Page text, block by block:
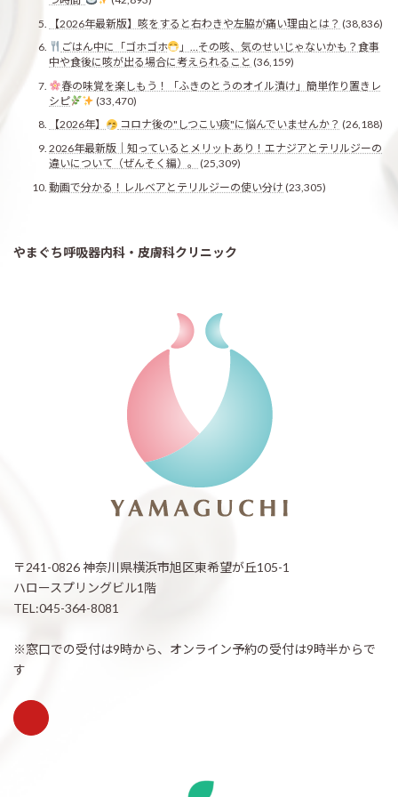
【2026年最新版】咳をすると右わきや左脇が痛い理由とは？ (38,836)
ごはん中に「ゴホゴホ
」…その咳、気のせいじゃないかも？食事
中や食後に咳が出る場合に考えられること (36,159)
春の味覚を楽しもう！「ふきのとうのオイル漬け」簡単作り置きレ
シピ
(33,470)
【2026年】
コロナ後の"しつこい痰"に悩んでいませんか？ (26,188)
2026年最新版｜知っているとメリットあり！エナジアとテリルジーの
違いについて（ぜんそく編）。
(25,309)
動画で分かる！レルベアとテリルジーの使い分け (23,305)
やまぐち呼吸器内科・皮膚科クリニック
〒241-0826 神奈川県横浜市旭区東希望が丘105-1
ハロースプリングビル1階
TEL:045-364-8081
※窓口での受付は9時から、オンライン予約の受付は9時半からで
す